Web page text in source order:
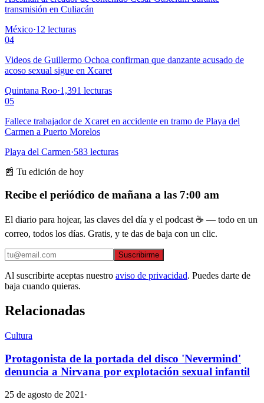
transmisión en Culiacán
México·12 lecturas
04
Videos de Guillermo Ochoa confirman que danzante acusado de
acoso sexual sigue en Xcaret
Quintana Roo·1,391 lecturas
05
Fallece trabajador de Xcaret en accidente en tramo de Playa del
Carmen a Puerto Morelos
Playa del Carmen·583 lecturas
📰 Tu edición de hoy
Recibe el periódico de mañana a las 7:00 am
El diario para hojear, las claves del día y el podcast ☕ — todo en un
correo, todos los días. Gratis, y te das de baja con un clic.
Suscribirme
Al suscribirte aceptas nuestro aviso de privacidad. Puedes darte de
baja cuando quieras.
Relacionadas
Cultura
Protagonista de la portada del disco 'Nevermind'
denuncia a Nirvana por explotación sexual infantil
25 de agosto de 2021 ·